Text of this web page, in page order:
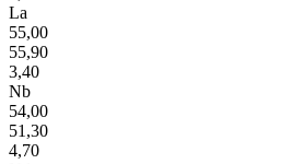
La
55,00
55,90
3,40
Nb
54,00
51,30
4,70